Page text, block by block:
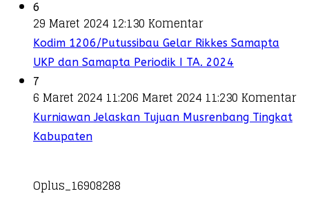
6
29 Maret 2024 12:130 Komentar
Kodim 1206/Putussibau Gelar Rikkes Samapta
UKP dan Samapta Periodik I TA. 2024
7
6 Maret 2024 11:206 Maret 2024 11:230 Komentar
Kurniawan Jelaskan Tujuan Musrenbang Tingkat
Kabupaten
Oplus_16908288